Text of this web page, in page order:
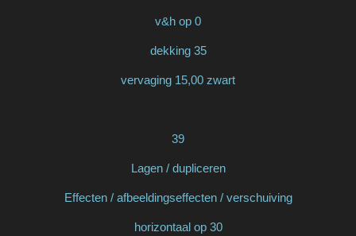
v&h op 0
dekking 35
vervaging 15,00 zwart
39
Lagen / dupliceren
Effecten / afbeeldingseffecten / verschuiving
horizontaal op 30